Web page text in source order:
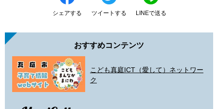
シェアする ツイートする LINEで送る
おすすめコンテンツ
こども真庭ICT（愛して）ネットワー
ク